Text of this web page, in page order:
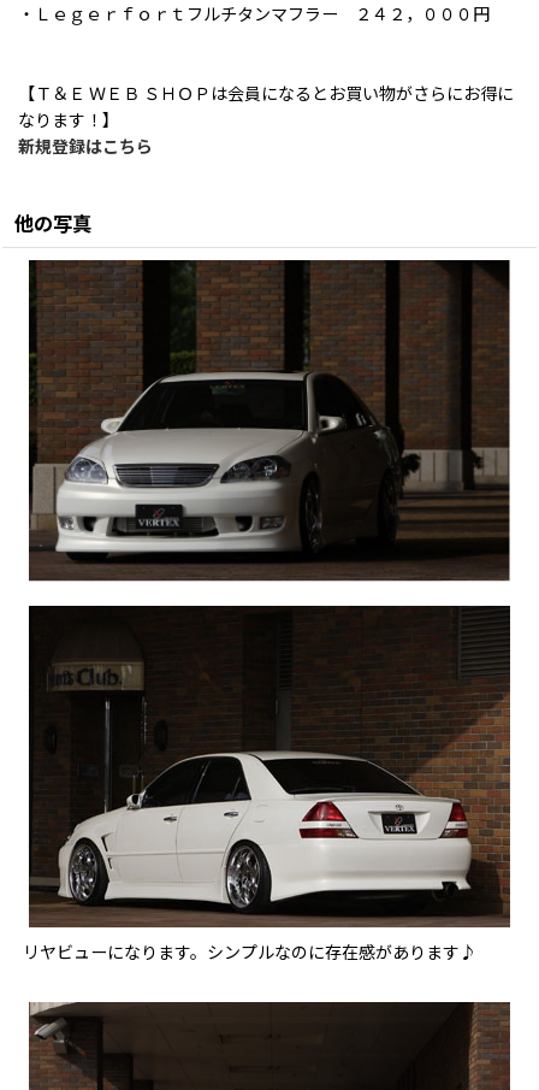
・Ｌｅｇｅｒｆｏｒｔフルチタンマフラー ２４２，０００円
【Ｔ＆Ｅ ＷＥＢ ＳＨＯＰは会員になるとお買い物がさらにお得に
なります！】
新規登録はこちら
他の写真
リヤビューになります。シンプルなのに存在感があります♪